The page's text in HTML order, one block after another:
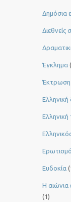
Δημόσια
Έγκλημα
Έκτρωση
Ελληνική
Ευδοκία
Η
(1)